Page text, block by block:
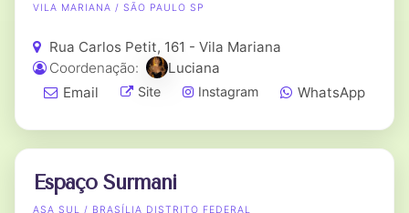
VILA MARIANA / SÃO PAULO SP
Rua Carlos Petit, 161 - Vila Mariana
Coordenação:
Luciana
Email
Site Instagram WhatsApp
Espaço Surmani
ASA SUL / BRASÍLIA DISTRITO FEDERAL